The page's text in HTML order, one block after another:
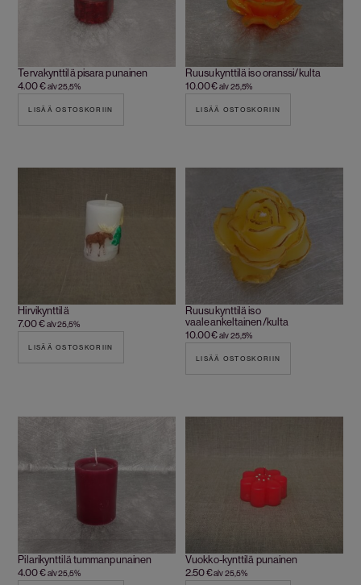
Tervakynttilä pisara punainen
4.00€alv 25,5%
LISÄÄ OSTOSKORIIN
Ruusukynttilä iso oranssi/kulta
10.00€alv 25,5%
LISÄÄ OSTOSKORIIN
Hirvikynttilä
7.00€alv 25,5%
LISÄÄ OSTOSKORIIN
Ruusukynttilä iso
vaaleankeltainen/kulta
10.00€alv 25,5%
LISÄÄ OSTOSKORIIN
Pilarikynttilä tummanpunainen
4.00€alv 25,5%
Vuokko-kynttilä punainen
2.50€alv 25,5%